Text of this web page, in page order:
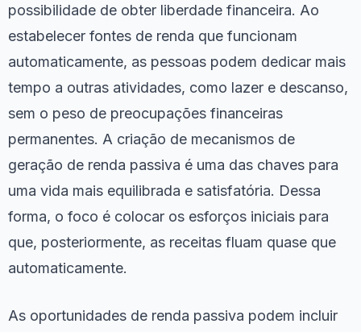
possibilidade de obter liberdade financeira. Ao
estabelecer fontes de renda que funcionam
automaticamente, as pessoas podem dedicar mais
tempo a outras atividades, como lazer e descanso,
sem o peso de preocupações financeiras
permanentes. A criação de mecanismos de
geração de renda passiva é uma das chaves para
uma vida mais equilibrada e satisfatória. Dessa
forma, o foco é colocar os esforços iniciais para
que, posteriormente, as receitas fluam quase que
automaticamente.
As oportunidades de renda passiva podem incluir